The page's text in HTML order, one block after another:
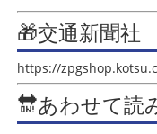
🎁交通新聞社
https://
🔛あわせて読